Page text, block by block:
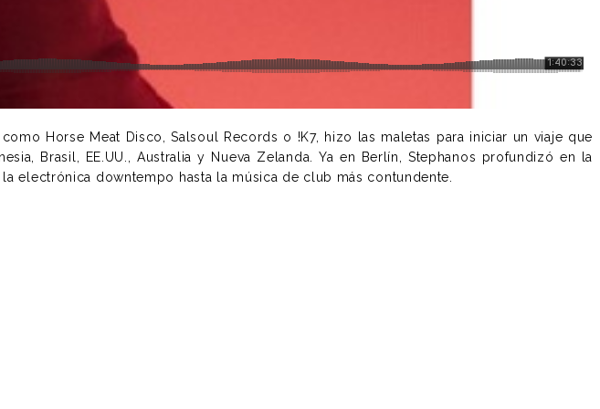
Horse Meat Disco, Salsoul Records o !K7, hizo las maletas para iniciar un viaje que
Brasil, EE.UU., Australia y Nueva Zelanda. Ya en Berlín, Stephanos profundizó en la
electrónica downtempo hasta la música de club más contundente.